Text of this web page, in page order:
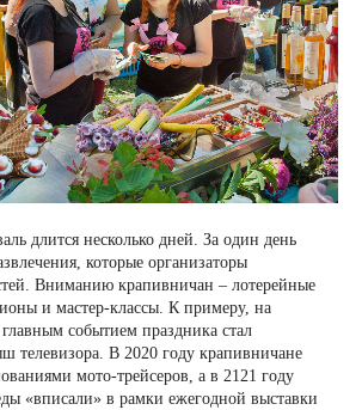
длится несколько дней. За один день
которые организаторы
Вниманию крапивничан – лотерейные
и мастер-классы. К примеру, на
событием праздника стал
телевизора. В 2020 году крапивничане
мото-трейсеров, а в 2121 году
«вписали» в рамки ежегодной выставки